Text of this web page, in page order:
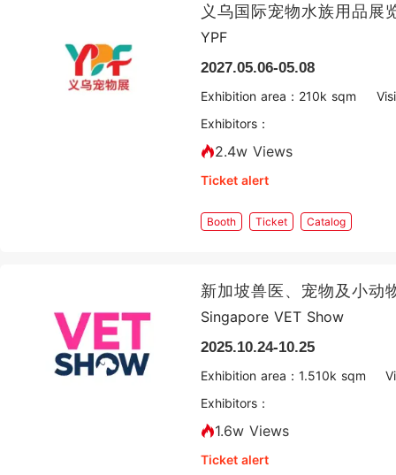
义乌国际宠物水族用品展
YPF
2027.05.06-05.08
Exhibition area： 210k sqm
Exhibitors：
2.4w Views
Ticket alert
Booth Ticket Catalog
新加坡兽医、宠物及小动
Singapore VET Show
2025.10.24-10.25
Exhibition area： 1.510k sqm
Exhibitors：
1.6w Views
Ticket alert